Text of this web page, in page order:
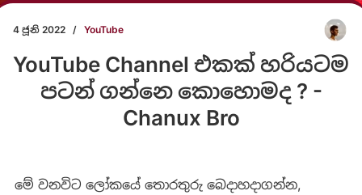
4 ජූනි 2022 / YouTube
YouTube Channel එකක් හරියටම
පටන් ගන්නෙ කොහොමද ? -
Chanux Bro
මේ ​වනවිට ලෝකයේ තොරතුරු බෙදාහදාගන්න,